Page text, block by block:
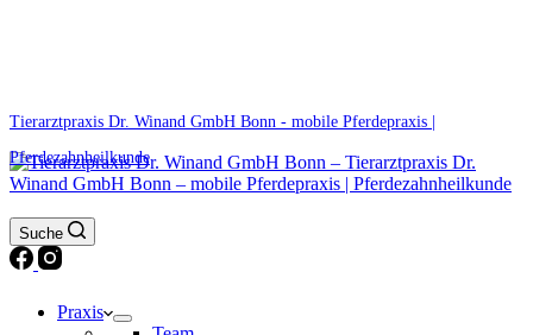
Tierarztpraxis Dr. Winand GmbH Bonn - mobile Pferdepraxis |
Pferdezahnheilkunde
Suche
Praxis